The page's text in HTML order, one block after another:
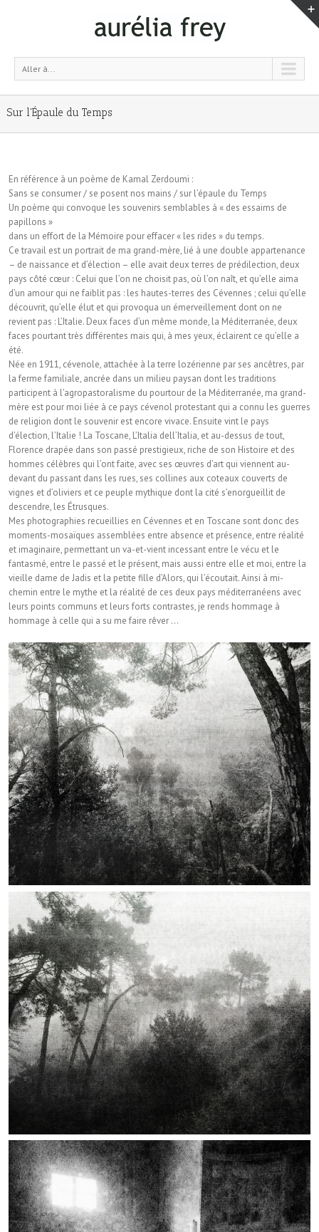
Aller à...
Sur l'Épaule du Temps
En référence à un poème de Kamal Zerdoumi :
Sans se consumer / se posent nos mains / sur l’épaule du Temps
Un poème qui convoque les souvenirs semblables à « des essaims de
papillons »
dans un effort de la Mémoire pour effacer « les rides » du temps.
Ce travail est un portrait de ma grand-mère, lié à une double appartenance
– de naissance et d’élection – elle avait deux terres de prédilection, deux
pays côté cœur : Celui que l’on ne choisit pas, où l’on naît, et qu’elle aima
d’un amour qui ne faiblit pas : les hautes-terres des Cévennes ; celui qu’elle
découvrit, qu’elle élut et qui provoqua un émerveillement dont on ne
revient pas : L’Italie. Deux faces d’un même monde, la Méditerranée, deux
faces pourtant très différentes mais qui, à mes yeux, éclairent ce qu’elle a
été.
Née en 1911, cévenole, attachée à la terre lozérienne par ses ancêtres, par
la ferme familiale, ancrée dans un milieu paysan dont les traditions
participent à l’agropastoralisme du pourtour de la Méditerranée, ma grand-
mère est pour moi liée à ce pays cévenol protestant qui a connu les guerres
de religion dont le souvenir est encore vivace. Ensuite vint le pays
d’élection, l’Italie ! La Toscane, L’Italia dell’Italia, et au-dessus de tout,
Florence drapée dans son passé prestigieux, riche de son Histoire et des
hommes célèbres qui l’ont faite, avec ses œuvres d’art qui viennent au-
devant du passant dans les rues, ses collines aux coteaux couverts de
vignes et d’oliviers et ce peuple mythique dont la cité s’enorgueillit de
descendre, les Étrusques.
Mes photographies recueillies en Cévennes et en Toscane sont donc des
moments-mosaïques assemblées entre absence et présence, entre réalité
et imaginaire, permettant un va-et-vient incessant entre le vécu et le
fantasmé, entre le passé et le présent, mais aussi entre elle et moi, entre la
vieille dame de Jadis et la petite fille d’Alors, qui l’écoutait. Ainsi à mi-
chemin entre le mythe et la réalité de ces deux pays méditerranéens avec
leurs points communs et leurs forts contrastes, je rends hommage à
hommage à celle qui a su me faire rêver …